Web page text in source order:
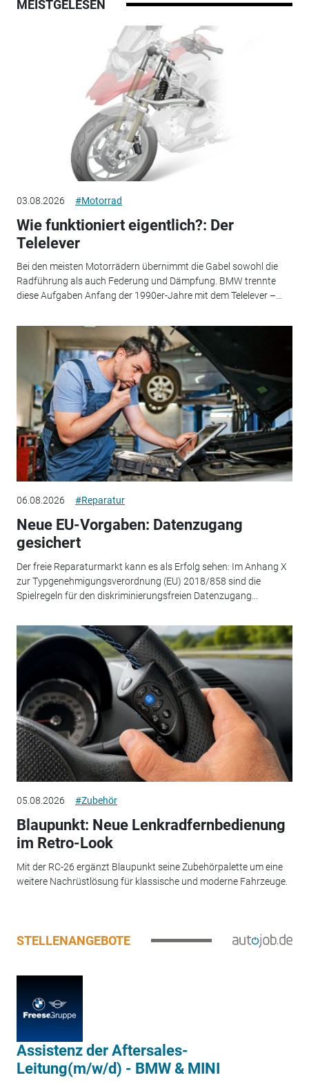
MEISTGELESEN
03.08.2026 #Motorrad
Wie funktioniert eigentlich?: Der
Telelever
Bei den meisten Motorrädern übernimmt die Gabel sowohl die
Radführung als auch Federung und Dämpfung. BMW trennte
diese Aufgaben Anfang der 1990er-Jahre mit dem Telelever –...
06.08.2026 #Reparatur
Neue EU-Vorgaben: Datenzugang
gesichert
Der freie Reparaturmarkt kann es als Erfolg sehen: Im Anhang X
zur Typgenehmigungsverordnung (EU) 2018/858 sind die
Spielregeln für den diskriminierungsfreien Datenzugang...
05.08.2026 #Zubehör
Blaupunkt: Neue Lenkradfernbedienung
im Retro-Look
Mit der RC-26 ergänzt Blaupunkt seine Zubehörpalette um eine
weitere Nachrüstlösung für klassische und moderne Fahrzeuge.
STELLENANGEBOTE
Assistenz der Aftersales-
Leitung(m/w/d) - BMW & MINI